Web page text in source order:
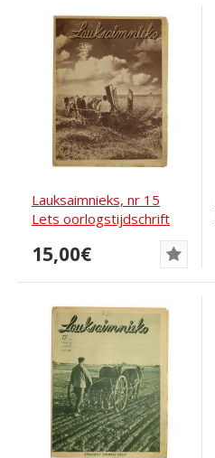
Lauksaimnieks, nr 15
Lets oorlogstijdschrift
15,00€